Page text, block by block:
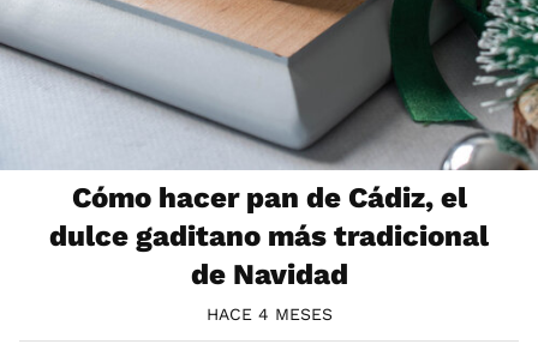
Cómo hacer pan de Cádiz, el
dulce gaditano más tradicional
de Navidad
HACE 4 MESES